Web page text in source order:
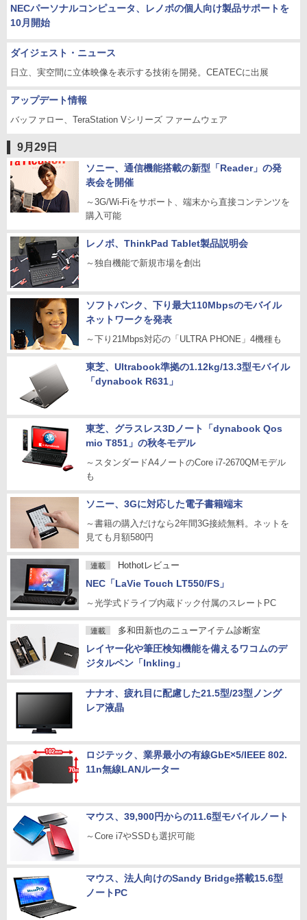
NECパーソナルコンピュータ、レノボの個人向け製品サポートを
10月開始
ダイジェスト・ニュース
日立、実空間に立体映像を表示する技術を開発。CEATECに出展
アップデート情報
バッファロー、TeraStation Vシリーズ ファームウェア
9月29日
ソニー、通信機能搭載の新型「Reader」の発
表会を開催
～3G/Wi-Fiをサポート、端末から直接コンテンツを
購入可能
レノボ、ThinkPad Tablet製品説明会
～独自機能で新規市場を創出
ソフトバンク、下り最大110Mbpsのモバイル
ネットワークを発表
～下り21Mbps対応の「ULTRA PHONE」4機種も
東芝、Ultrabook準拠の1.12kg/13.3型モバイル
「dynabook R631」
東芝、グラスレス3Dノート「dynabook Qos
mio T851」の秋冬モデル
～スタンダードA4ノートのCore i7-2670QMモデル
も
ソニー、3Gに対応した電子書籍端末
～書籍の購入だけなら2年間3G接続無料。ネットを
見ても月額580円
連載 Hothotレビュー
NEC「LaVie Touch LT550/FS」
～光学式ドライブ内蔵ドック付属のスレートPC
連載 多和田新也のニューアイテム診断室
レイヤー化や筆圧検知機能を備えるワコムのデ
ジタルペン「Inkling」
ナナオ、疲れ目に配慮した21.5型/23型ノング
レア液晶
ロジテック、業界最小の有線GbE×5/IEEE 802.
11n無線LANルーター
マウス、39,900円からの11.6型モバイルノート
～Core i7やSSDも選択可能
マウス、法人向けのSandy Bridge搭載15.6型
ノートPC